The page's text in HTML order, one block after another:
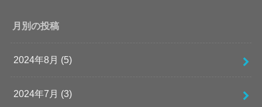
月別の投稿
2024年8月 (5)
2024年7月 (3)